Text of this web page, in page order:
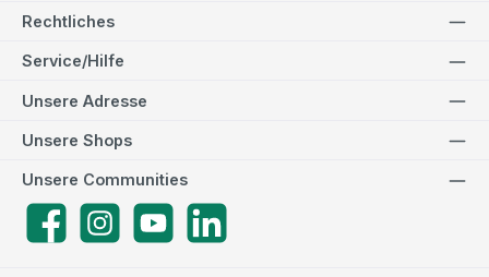
Rechtliches
Service/Hilfe
Unsere Adresse
Unsere Communities
FacebookInstagramYouTube
Unsere Shops